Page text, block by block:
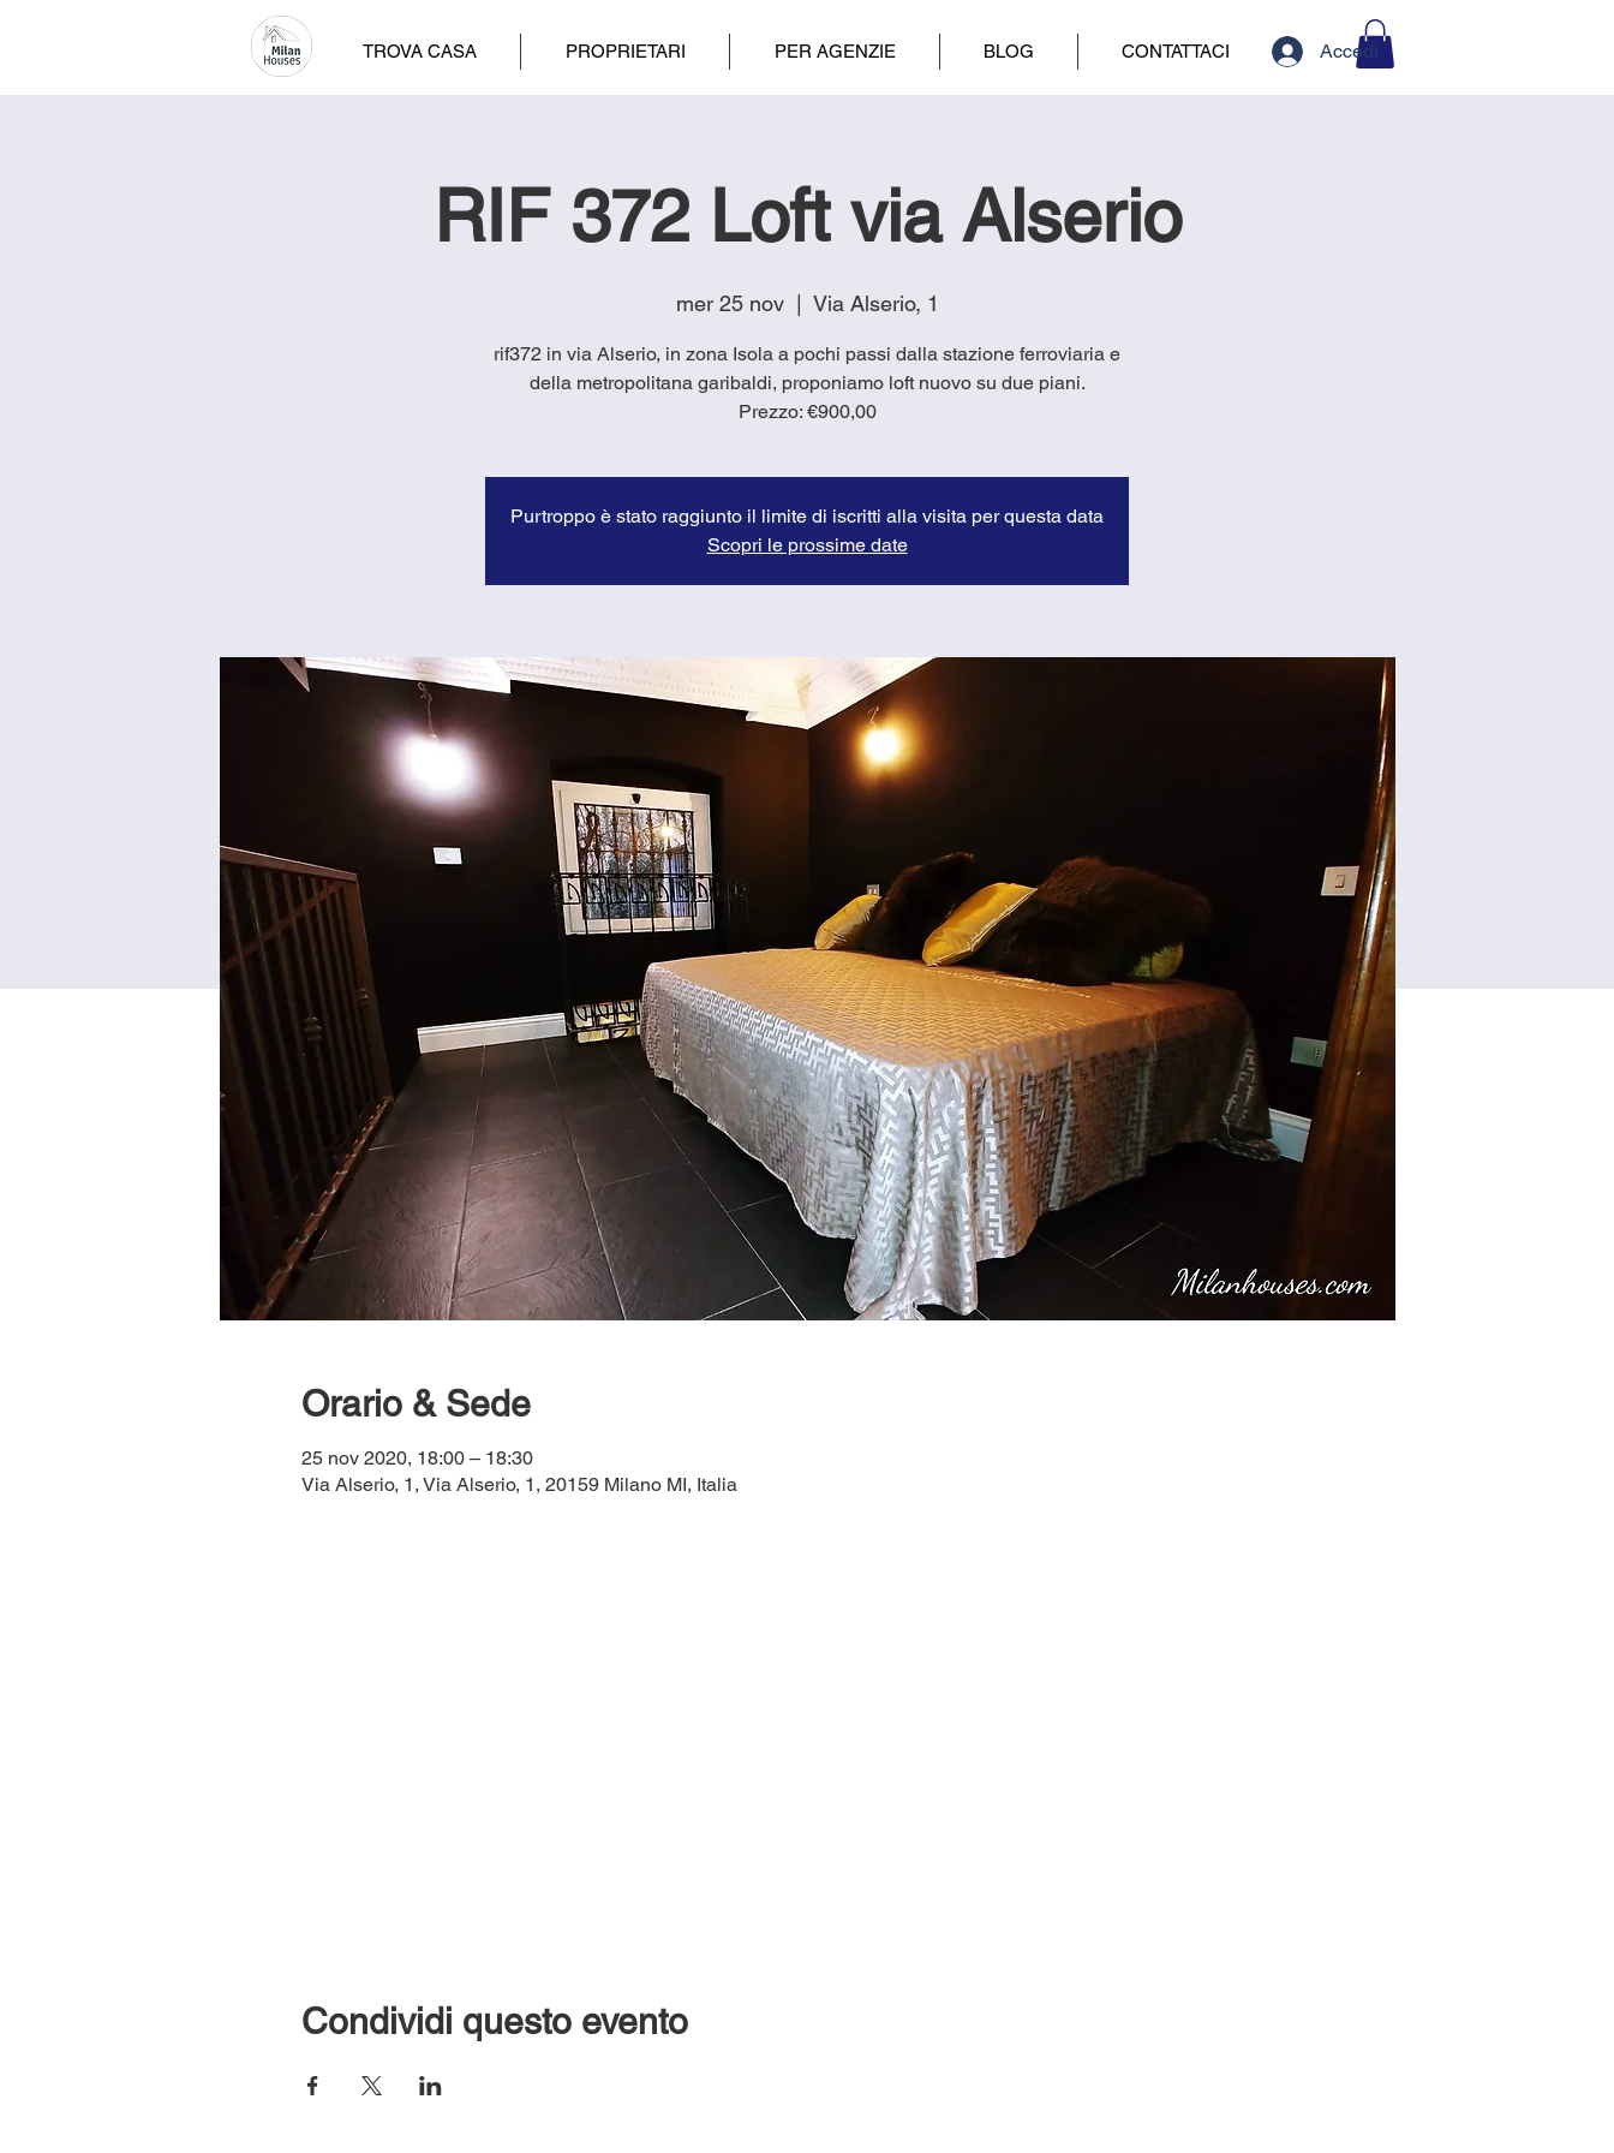
TROVA CASA PROPRIETARI PER AGENZIE BLOG CONTATTACI Accedi
RIF 372 Loft via Alserio
mer 25 nov
  |
Via Alserio, 1
rif372 in via Alserio, in zona Isola a pochi passi dalla stazione ferroviaria e
della metropolitana garibaldi, proponiamo loft nuovo su due piani.
Prezzo: €900,00
Purtroppo è stato raggiunto il limite di iscritti alla visita per questa data
Scopri le prossime date
Orario & Sede
25 nov 2020, 18:00 – 18:30
Via Alserio, 1, Via Alserio, 1, 20159 Milano MI, Italia
Condividi questo evento